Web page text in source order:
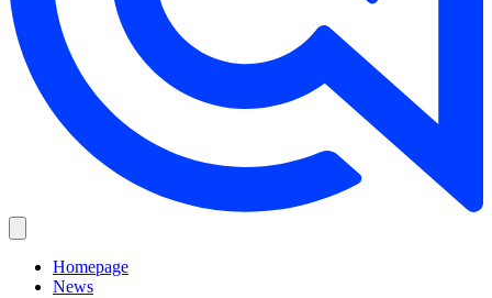
Homepage
News